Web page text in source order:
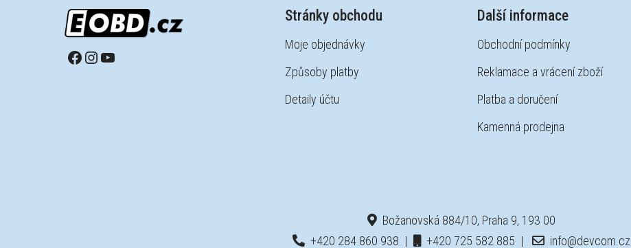
Stránky obchodu
Moje objednávky
Způsoby platby
Detaily účtu
Další informace
Obchodní podmínky
Reklamace a vrácení zboží
Platba a doručení
Kamenná prodejna
Božanovská 884/10, Praha 9, 193 00
+420 284 860 938 | +420 725 582 885 | info@devcom.cz